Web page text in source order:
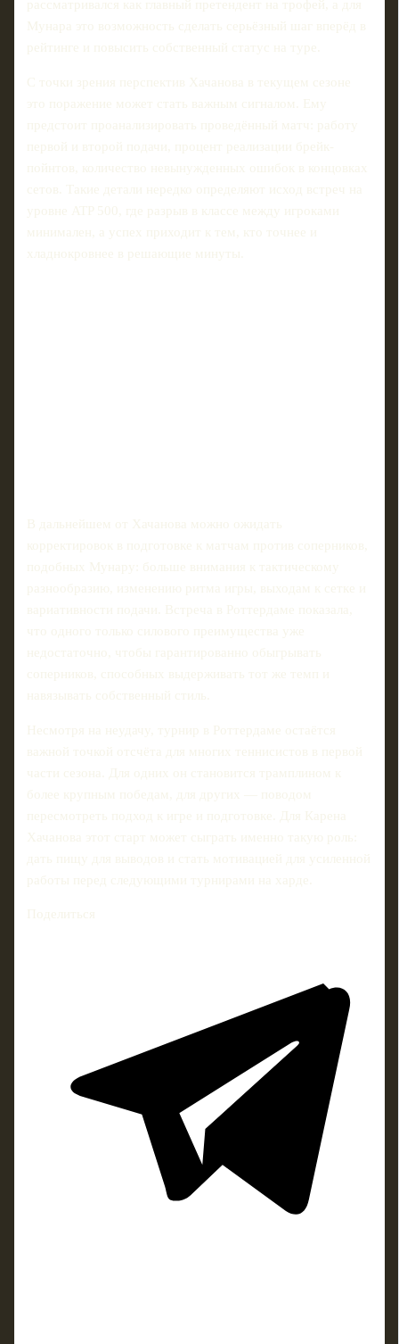
рассматривался как главный претендент на трофей, а для
Мунара это возможность сделать серьёзный шаг вперёд в
рейтинге и повысить собственный статус на туре.
С точки зрения перспектив Хачанова в текущем сезоне
это поражение может стать важным сигналом. Ему
предстоит проанализировать проведённый матч: работу
первой и второй подачи, процент реализации брейк-
пойнтов, количество невынужденных ошибок в концовках
сетов. Такие детали нередко определяют исход встреч на
уровне ATP 500, где разрыв в классе между игроками
минимален, а успех приходит к тем, кто точнее и
хладнокровнее в решающие минуты.
В дальнейшем от Хачанова можно ожидать
корректировок в подготовке к матчам против соперников,
подобных Мунару: больше внимания к тактическому
разнообразию, изменению ритма игры, выходам к сетке и
вариативности подачи. Встреча в Роттердаме показала,
что одного только силового преимущества уже
недостаточно, чтобы гарантированно обыгрывать
соперников, способных выдерживать тот же темп и
навязывать собственный стиль.
Несмотря на неудачу, турнир в Роттердаме остаётся
важной точкой отсчёта для многих теннисистов в первой
части сезона. Для одних он становится трамплином к
более крупным победам, для других — поводом
пересмотреть подход к игре и подготовке. Для Карена
Хачанова этот старт может сыграть именно такую роль:
дать пищу для выводов и стать мотивацией для усиленной
работы перед следующими турнирами на харде.
Поделиться